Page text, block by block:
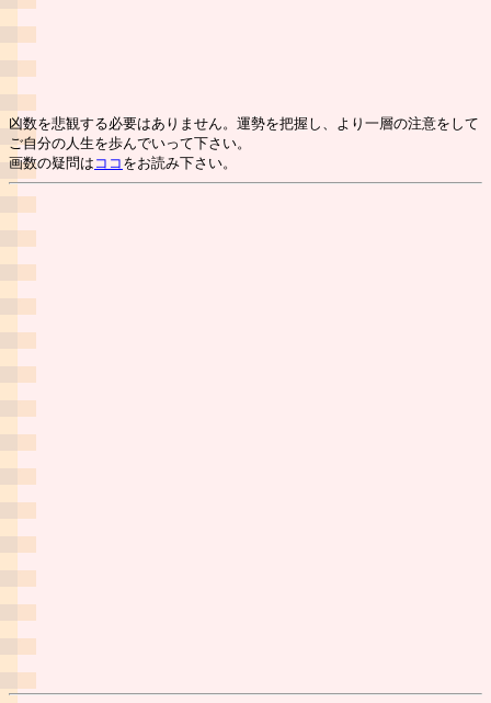
凶数を悲観する必要はありません。運勢を把握し、より一層の注意をして
ご自分の人生を歩んでいって下さい。
画数の疑問は ココ をお読み下さい。